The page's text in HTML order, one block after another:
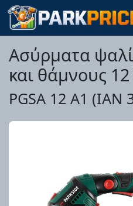
Ασύρματα
και θάμνους 12
PGSA 12 A1 (IAN